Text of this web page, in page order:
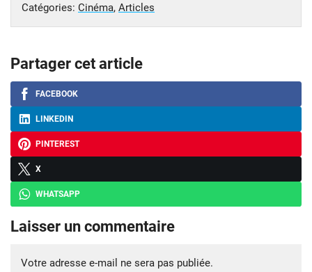
Catégories: Cinéma, Articles
Partager cet article
FACEBOOK
LINKEDIN
PINTEREST
X
WHATSAPP
Laisser un commentaire
Votre adresse e-mail ne sera pas publiée.